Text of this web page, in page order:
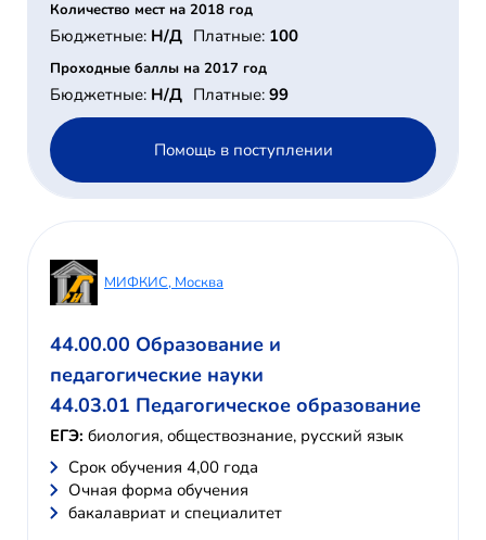
Количество мест на 2018 год
Бюджетные: Н/Д Платные: 100
Проходные баллы на 2017 год
Бюджетные: Н/Д Платные: 99
Помощь в поступлении
МИФКИС, Москва
44.00.00 Образование и
педагогические науки
44.03.01 Педагогическое образование
ЕГЭ: биология, обществознание, русский язык
Cрок обучения 4,00 года
Очная форма обучения
бакалавриат и специалитет